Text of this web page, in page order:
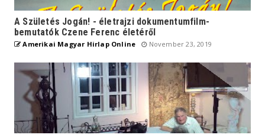
A Születés Jogán! - életrajzi dokumentumfilm-
bemutatók Czene Ferenc életéről
Amerikai Magyar Hirlap Online November 23, 2019